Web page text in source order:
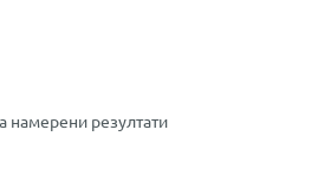
намерени резултати